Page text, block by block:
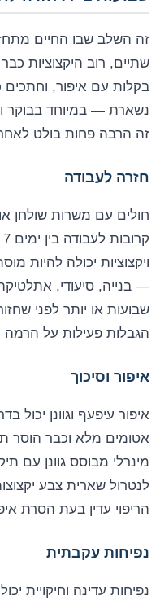
זה השלב שבו החיים
שתיים, רוב היקצוציות
בקלות עם איפור,
נשארת — במיוחד בבוקר
זה הרבה פחות בולט
חזרה לעבודה
חולים עם משרות שולחן
ויקצוציות יכולה להיות
— בנייה, סיעודי,
שבועות או יותר לפני
הגבלות פעילות על הרמה
איפור וסיכוך
איפור עיפעף וגוונן
מינרלי מבוסס גוונן עם
הריפוי עדין בעת הסרת
נפיחות עקבתית
נפיחות עדינה וחיקויית